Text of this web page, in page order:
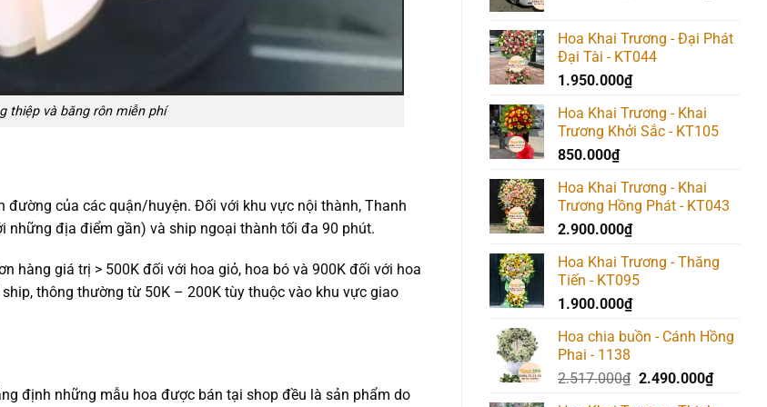
thiệp và băng rôn miễn phí
của các quận/huyện. Đối với khu vực nội thành, Thanh
những địa điểm gần) và ship ngoại thành tối đa 90 phút.
hàng giá trị > 500K đối với hoa giỏ, hoa bó và 900K đối với hoa
thông thường từ 50K – 200K tùy thuộc vào khu vực giao
định những mẫu hoa được bán tại shop đều là sản phẩm do
1.217.000₫.là:
Hoa Khai Trương - Đại Phát
Đại Tài - KT044
1.950.000₫
Hoa Khai Trương - Khai
Trương Khởi Sắc - KT105
850.000₫
Hoa Khai Trương - Khai
Trương Hồng Phát - KT043
2.900.000₫
Hoa Khai Trương - Thăng
Tiến - KT095
1.900.000₫
Hoa chia buồn - Cánh Hồng
Phai - 1138
2.517.000₫ Giá
2.490.000₫Giá